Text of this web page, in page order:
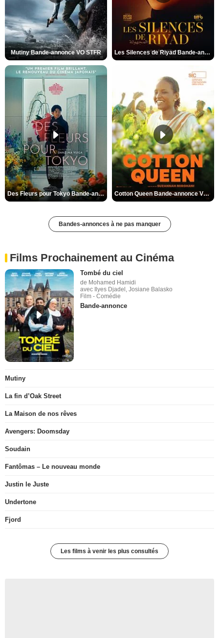
Mutiny Bande-annonce VO STFR Les Silences de Riyad Bande-annonce VO STFR
Des Fleurs pour Tokyo Bande-annonce VO STFR Cotton Queen Bande-annonce VO STFR
Bandes-annonces à ne pas manquer
Films Prochainement au Cinéma
Tombé du ciel
de Mohamed Hamidi
avec Ilyes Djadel, Josiane Balasko
Film - Comédie
Bande-annonce
Mutiny
La fin d’Oak Street
La Maison de nos rêves
Avengers: Doomsday
Soudain
Fantômas – Le nouveau monde
Justin le Juste
Undertone
Fjord
Les films à venir les plus consultés